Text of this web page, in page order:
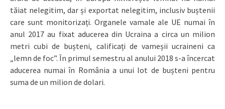
tăiat nelegitim, dar și exportat nelegitim, inclusiv buștenii
care sunt monitorizați. Organele vamale ale UE numai în
anul 2017 au fixat aducerea din Ucraina a circa un milion
metri cubi de bușteni, calificați de vameșii ucraineni ca
„lemn de foc”. În primul semestru al anului 2018 s-a încercat
aducerea numai în România a unui lot de bușteni pentru
suma de un milion de dolari.